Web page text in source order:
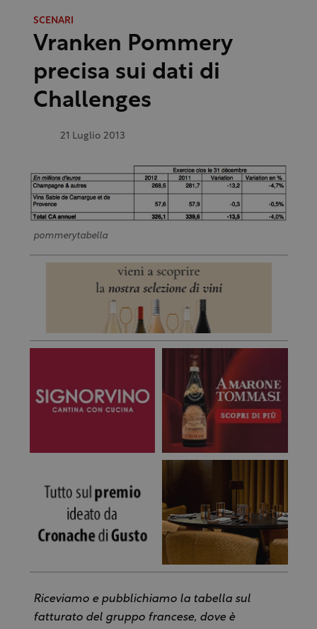
SCENARI
Vranken Pommery
precisa sui dati di
Challenges
21 Luglio 2013
pommerytabella
Riceviamo e pubblichiamo la tabella sul
fatturato del gruppo francese, dove è